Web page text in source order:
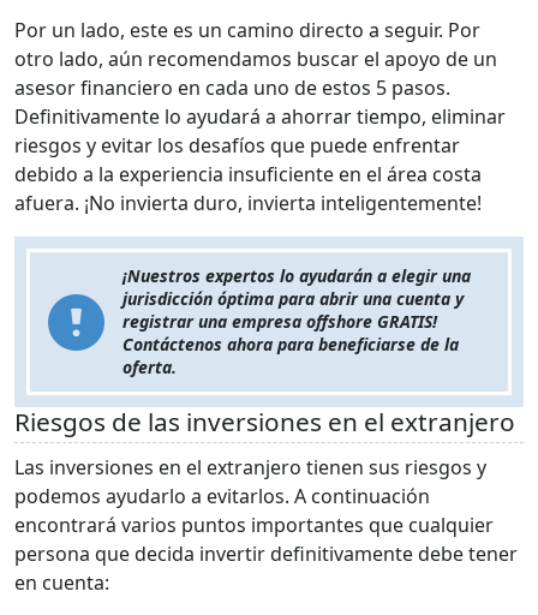
Por un lado, este es un camino directo a seguir. Por
otro lado, aún recomendamos buscar el apoyo de un
asesor financiero en cada uno de estos 5 pasos.
Definitivamente lo ayudará a ahorrar tiempo, eliminar
riesgos y evitar los desafíos que puede enfrentar
debido a la experiencia insuficiente en el área costa
afuera. ¡No invierta duro, invierta inteligentemente!
¡Nuestros expertos lo ayudarán a elegir una
jurisdicción óptima para abrir una cuenta y
registrar una empresa offshore GRATIS!
Contáctenos ahora para beneficiarse de la
oferta.
Riesgos de las inversiones en el extranjero
Las inversiones en el extranjero tienen sus riesgos y
podemos ayudarlo a evitarlos. A continuación
encontrará varios puntos importantes que cualquier
persona que decida invertir definitivamente debe tener
en cuenta: